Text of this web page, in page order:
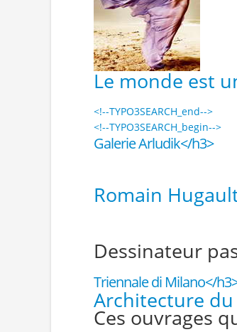
Le monde est
<!--TYPO3SEARCH_end-->
<!--TYPO3SEARCH_begin-->
Galerie Arludik</h3>
Romain
Dessinateur
Triennale di Milano</
Architecture
Ces ouvrages